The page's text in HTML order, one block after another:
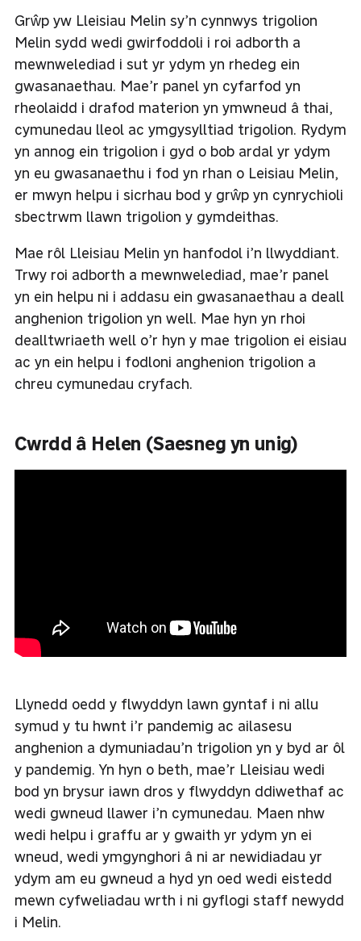
Grŵp yw Lleisiau Melin sy’n cynnwys trigolion
Melin sydd wedi gwirfoddoli i roi adborth a
mewnwelediad i sut yr ydym yn rhedeg ein
gwasanaethau. Mae’r panel yn cyfarfod yn
rheolaidd i drafod materion yn ymwneud â thai,
cymunedau lleol ac ymgysylltiad trigolion. Rydym
yn annog ein trigolion i gyd o bob ardal yr ydym
yn eu gwasanaethu i fod yn rhan o Leisiau Melin,
er mwyn helpu i sicrhau bod y grŵp yn cynrychioli
sbectrwm llawn trigolion y gymdeithas.
Mae rôl Lleisiau Melin yn hanfodol i’n llwyddiant.
Trwy roi adborth a mewnwelediad, mae’r panel
yn ein helpu ni i addasu ein gwasanaethau a deall
anghenion trigolion yn well. Mae hyn yn rhoi
dealltwriaeth well o’r hyn y mae trigolion ei eisiau
ac yn ein helpu i fodloni anghenion trigolion a
chreu cymunedau cryfach.
Cwrdd â Helen (Saesneg yn unig)
Llynedd oedd y flwyddyn lawn gyntaf i ni allu
symud y tu hwnt i’r pandemig ac ailasesu
anghenion a dymuniadau’n trigolion yn y byd ar ôl
y pandemig. Yn hyn o beth, mae’r Lleisiau wedi
bod yn brysur iawn dros y flwyddyn ddiwethaf ac
wedi gwneud llawer i’n cymunedau. Maen nhw
wedi helpu i graffu ar y gwaith yr ydym yn ei
wneud, wedi ymgynghori â ni ar newidiadau yr
ydym am eu gwneud a hyd yn oed wedi eistedd
mewn cyfweliadau wrth i ni gyflogi staff newydd
i Melin.